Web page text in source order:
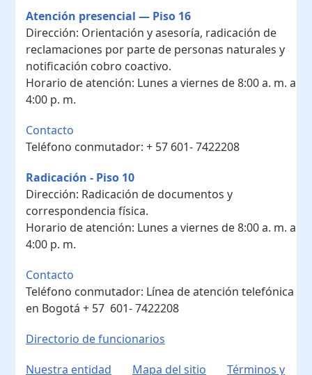
Atención presencial — Piso 16
Dirección: Orientación y asesoría, radicación de
reclamaciones por parte de personas naturales y
notificación cobro coactivo.
Horario de atención: Lunes a viernes de 8:00 a. m. a
4:00 p. m.
Contacto
Teléfono conmutador: + 57 601- 7422208
Radicación - Piso 10
Dirección: Radicación de documentos y
correspondencia física.
Horario de atención: Lunes a viernes de 8:00 a. m. a
4:00 p. m.
Contacto
Teléfono conmutador: Línea de atención telefónica
en Bogotá ​+ 57 601- 7422208
Directorio de funcionarios
Nuestra entidad
Mapa del sitio Términos y